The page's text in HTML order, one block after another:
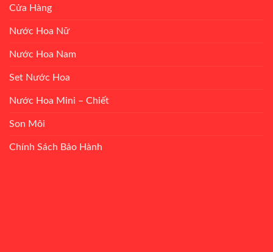
Cửa Hàng
Nước Hoa Nữ
Nước Hoa Nam
Set Nước Hoa
Nước Hoa Mini – Chiết
Son Môi
Chính Sách Bảo Hành